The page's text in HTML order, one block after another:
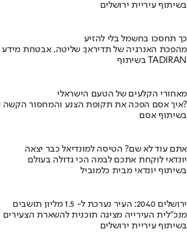
בשיתוף עיריית ירושלים
כך תחסכו בחשמל בלי להזיע
מהפכת האנרגיה של תדיראן: שליטה, אבטחת מידע
בשיתוף TADIRAN
מאחורי הקלעים של הטעם הישראלי
איך אסם הפכה את תקופת הצנע והמחסור הקשה של שנות ה-40 למותג לאומי?
בשיתוף אסם
אתם עוד לא שם? הטיסה למונדיאל כבר יצאה
יונדאי לוקחת אתכם לבמה הכי גדולה בעולם
בשיתוף יונדאי מבית כלמוביל
ירושלים 2040: העיר נערכת ל- 1.5 מליון תושבים
מנכ"לית העירייה מציגה תוכנית להשארת הצעירים
בשיתוף עיריית ירושלים